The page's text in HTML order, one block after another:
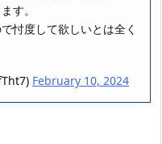
す。
忖度して欲しいとは全く
February 10, 2024